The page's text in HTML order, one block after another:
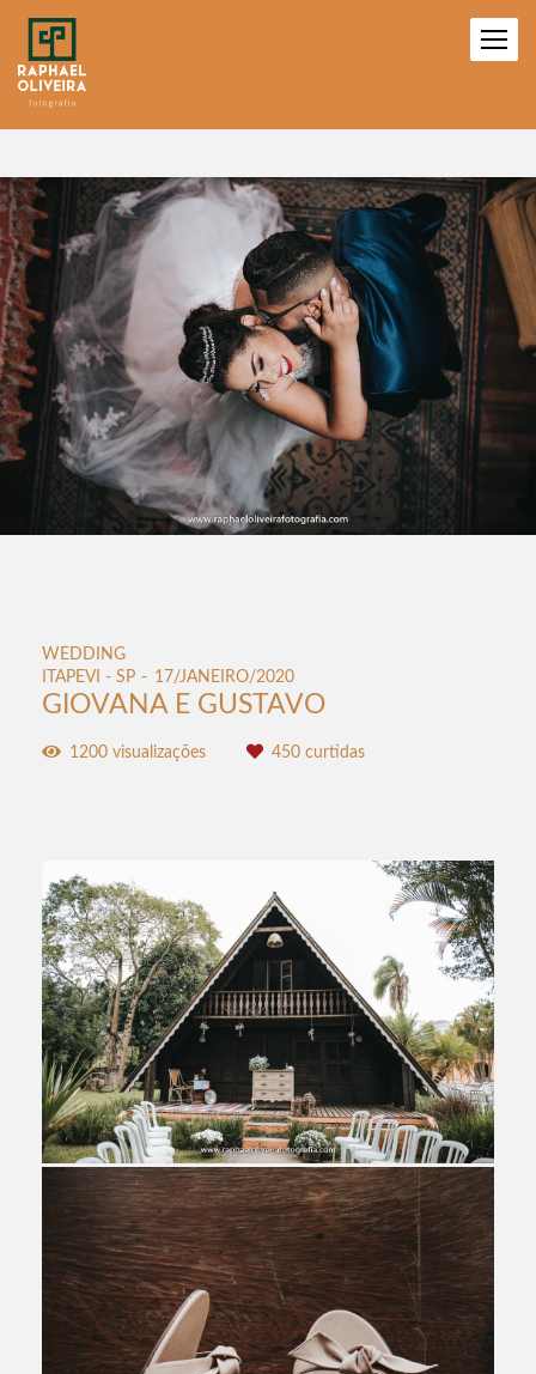
WEDDING
ITAPEVI - SP
17/JANEIRO/2020
GIOVANA E GUSTAVO
1200 visualizações 450 curtidas